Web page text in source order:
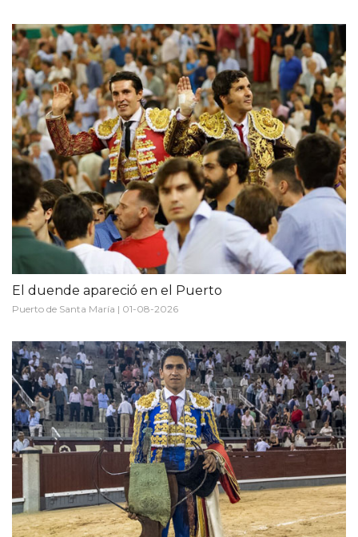
El duende apareció en el Puerto
Puerto de Santa María | 01-08-2026